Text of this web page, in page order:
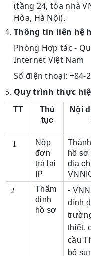
(tầng 24, tòa nhà
Hòa, Hà Nội).
Thông tin liên hệ
Phòng Hợp tác -
Internet Việt Nam
Số điện thoại: +84-
Quy trình thực
TT
Thủ
tục
Nội
1
Nộp
đơn
trả lại
IP
hồ sơ
địa
2
Thẩm
định
hồ sơ
-
định
thiết,
cầu
bổ